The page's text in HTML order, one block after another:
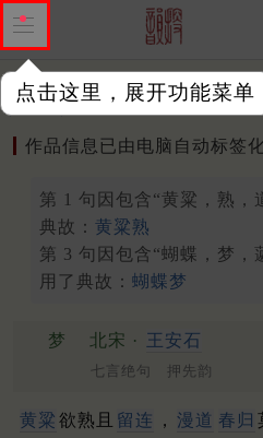
点击这里，展开功能菜单
作品 标注四声 出处、引用
作品信息已由电脑自动标签
第 1 句因包含“黄粱，熟，
典故： 黄粱熟
第 3 句因包含“蝴蝶，梦，
用了典故： 蝴蝶梦
梦 北宋 · 王安石
七言绝句 押先韵
黄粱 欲熟且 留连 ， 漫道 春归